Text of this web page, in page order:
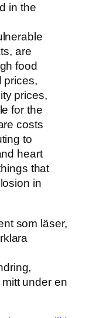
in the
are
food
prices,
prices,
for the
costs
to
heart
that
in
som läser,
under en